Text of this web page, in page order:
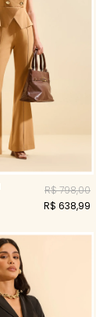
R$ 798,00
R$ 638,99